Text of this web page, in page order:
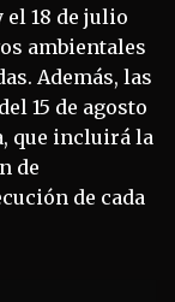
el 18 de julio
ambientales
Además, las
15 de agosto
que incluirá la
de
de cada